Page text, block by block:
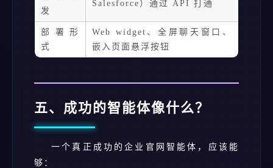
发
Salesforce）通过 API 打通
部署形
式
Web widget、全屏聊天窗口、
嵌入页面悬浮按钮
五、成功的智能体像什么？
一个真正成功的企业官网智能体，应该能
够：